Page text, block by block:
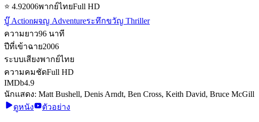
⭐ 4.92006พากย์ไทยFull HD
บู๊ Actionผจญ Adventureระทึกขวัญ Thriller
ความยาว96 นาที
ปีที่เข้าฉาย2006
ระบบเสียงพากย์ไทย
ความคมชัดFull HD
IMDb4.9
นักแสดง: Matt Bushell, Denis Arndt, Ben Cross, Keith David, Bruce McGill
ดูหนัง
ตัวอย่าง